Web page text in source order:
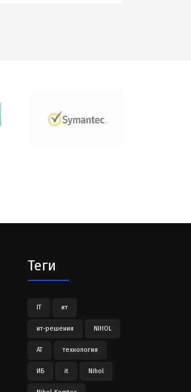
Теги
IT ит
ит-решения NIHOL
АТ технология
ИБ it Nihol